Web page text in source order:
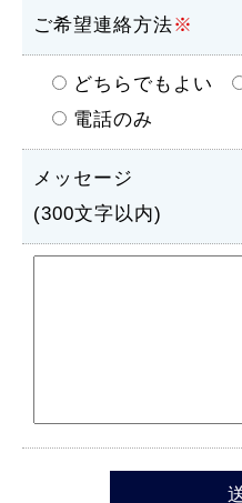
ご希望連絡方法※
どちらでもよい
電話のみ
メッセージ
(300文字以内)